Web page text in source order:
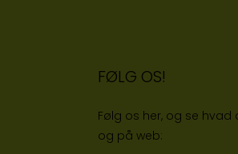
FØLG OS!
Følg os her, og se hvad
og på web: